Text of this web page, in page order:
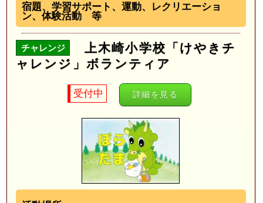
宿題、学習サポート、運動、レクリエーショ
ン、体験活動 等
チャレンジ
上木崎小学校「けやきチ
ャレンジ」ボランティア
受付中 詳細を見る